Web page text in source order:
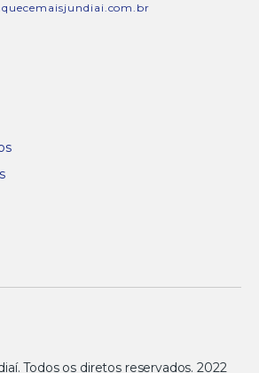
Todos os diretos reservados. 2022